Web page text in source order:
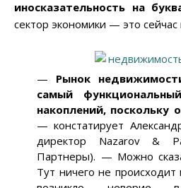
иносказательность на
сектор экономики — это
— Рынок
самый
накоплений, поскольку
— констатирует
директор Nazarov &
Партнеры). — Можно
Тут ничего не происходит